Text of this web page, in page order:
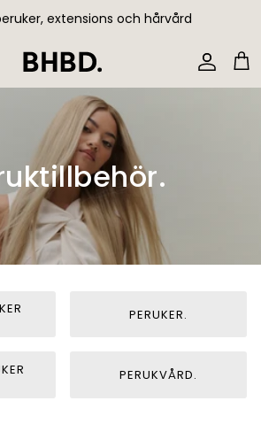
extensions och hårvård
Konto
PERUKER.
PERUKVÅRD.